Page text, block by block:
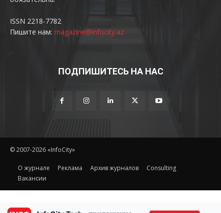
ISSN 2218-7782
Пишите нам: magazine@infocity.az
ПОДПИШИТЕСЬ НА НАС
© 2007-2026 «InfoCity»
O журнале Реклама Архив журналов
Consulting
Вакансии